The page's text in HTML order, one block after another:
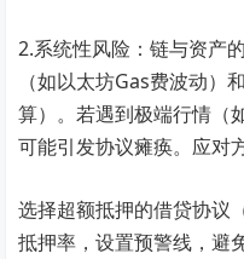
2.系统性风险：链与资产
（如以太坊Gas费波动）
算）。若遇到极端行情（
可能引发协议瘫痪。应对
选择超额抵押的借贷协议
抵押率，设置预警线，避